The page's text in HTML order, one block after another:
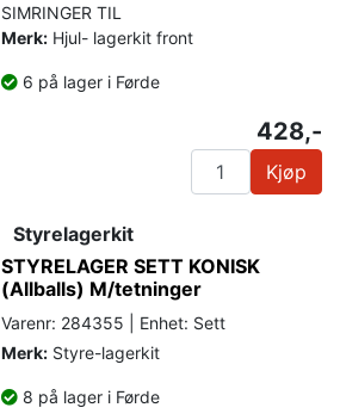
SIMRINGER TIL
Merk: Hjul- lagerkit front
6 på lager i Førde
428,-
Kjøp
Styrelagerkit
STYRELAGER SETT KONISK
(Allballs) M/tetninger
Varenr: 284355 | Enhet: Sett
Merk: Styre-lagerkit
8 på lager i Førde